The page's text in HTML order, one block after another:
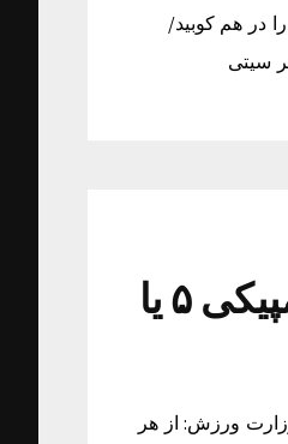
لستر سیتی تاتنهام با ۵ گل سوانزی را در هم کوبید/
وزارت ورزش: از هر ورزشکار المپیکی و پارالمپیکی ۵ یا
گرفته شده است وزارت ورزش: از هر